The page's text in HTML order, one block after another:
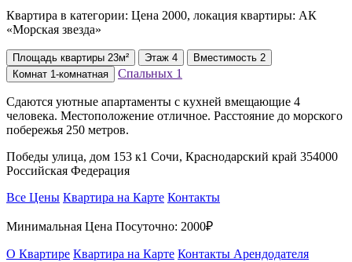
Квартира в категории: Цена 2000, локация квартиры: АК
«Морская звезда»
Площадь квартиры 23м² Этаж 4 Вместимость 2
Комнат 1-комнатная Спальных 1
Сдаются уютные апартаменты с кухней вмещающие 4
человека. Местоположение отличное. Расстояние до морского
побережья 250 метров.
Победы улица, дом 153 к1 Сочи, Краснодарский край 354000
Российская Федерация
Все Цены Квартира на Карте Контакты
Минимальная Цена Посуточно: 2000₽
О Квартире Квартира на Карте Контакты Арендодателя